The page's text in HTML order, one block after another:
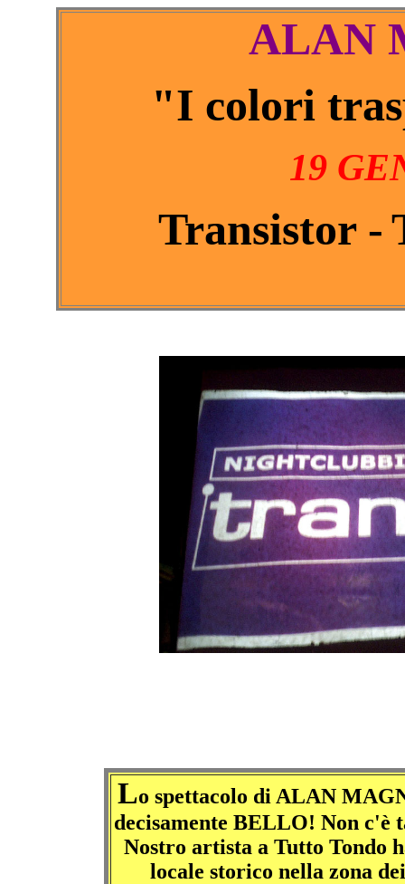
ALAN
"I colori
19
Transistor -
Lo spettacolo di ALAN
decisamente BELLO! Non c'è
Nostro artista a Tutto Tondo
locale storico nella zona